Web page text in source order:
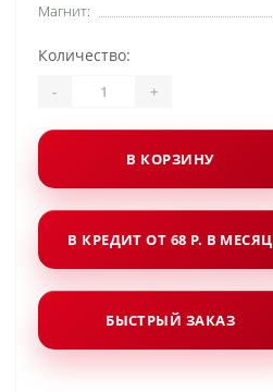
Магнит:
Количество:
- +
В КОРЗИНУ
В КРЕДИТ ОТ 68 Р. В МЕСЯЦ
БЫСТРЫЙ ЗАКАЗ